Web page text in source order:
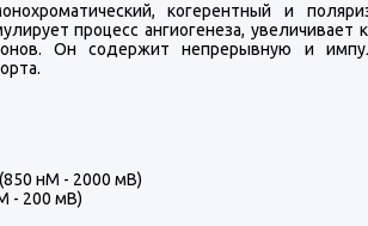
когерентный и
процесс ангиогенеза,
Он содержит непрерывную и
нМ - 2000 мВ)
- 200 мВ)